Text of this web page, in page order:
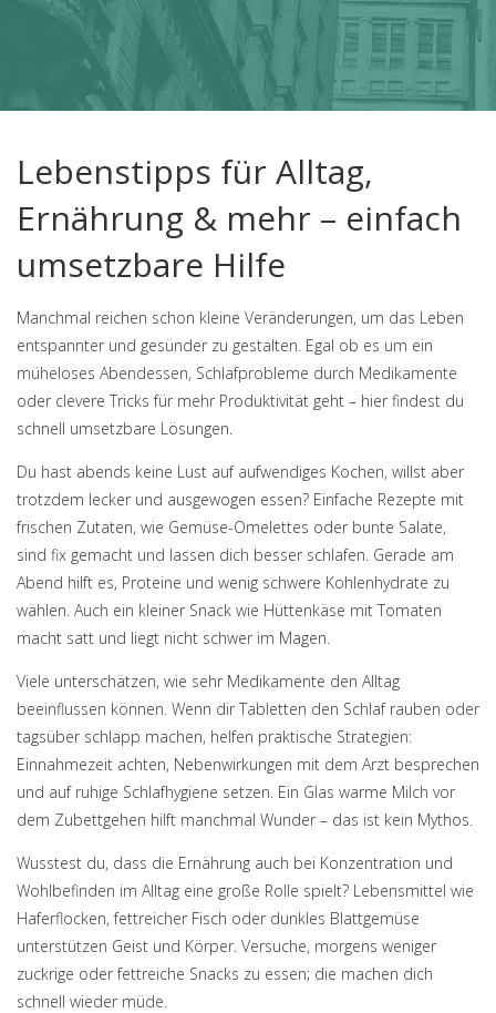
Lebenstipps für Alltag,
Ernährung & mehr – einfach
umsetzbare Hilfe
Manchmal reichen schon kleine Veränderungen, um das Leben
entspannter und gesünder zu gestalten. Egal ob es um ein
müheloses Abendessen, Schlafprobleme durch Medikamente
oder clevere Tricks für mehr Produktivität geht – hier findest du
schnell umsetzbare Lösungen.
Du hast abends keine Lust auf aufwendiges Kochen, willst aber
trotzdem lecker und ausgewogen essen? Einfache Rezepte mit
frischen Zutaten, wie Gemüse-Omelettes oder bunte Salate,
sind fix gemacht und lassen dich besser schlafen. Gerade am
Abend hilft es, Proteine und wenig schwere Kohlenhydrate zu
wählen. Auch ein kleiner Snack wie Hüttenkäse mit Tomaten
macht satt und liegt nicht schwer im Magen.
Viele unterschätzen, wie sehr Medikamente den Alltag
beeinflussen können. Wenn dir Tabletten den Schlaf rauben oder
tagsüber schlapp machen, helfen praktische Strategien:
Einnahmezeit achten, Nebenwirkungen mit dem Arzt besprechen
und auf ruhige Schlafhygiene setzen. Ein Glas warme Milch vor
dem Zubettgehen hilft manchmal Wunder – das ist kein Mythos.
Wusstest du, dass die Ernährung auch bei Konzentration und
Wohlbefinden im Alltag eine große Rolle spielt? Lebensmittel wie
Haferflocken, fettreicher Fisch oder dunkles Blattgemüse
unterstützen Geist und Körper. Versuche, morgens weniger
zuckrige oder fettreiche Snacks zu essen; die machen dich
schnell wieder müde.